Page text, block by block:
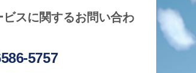
ビスに関するお問い合わ
5757